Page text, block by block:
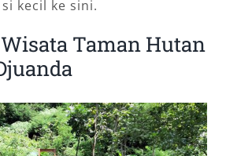
kecil ke sini.
Taman Hutan